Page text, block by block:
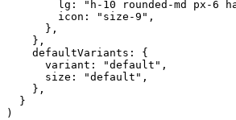
        lg:
"h-10 rounded-md px-6
        icon:
"size-9" ,
      },
    },
    defaultVariants: {
      variant:
"default" ,
      size:
"default" ,
    },
  }
)